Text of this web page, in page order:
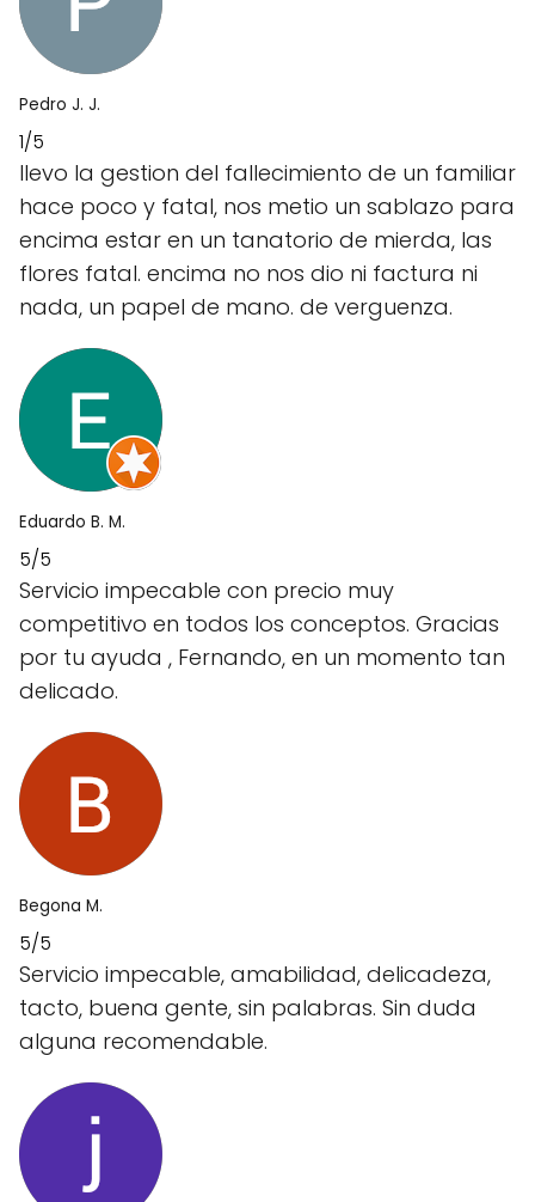
Pedro J. J.
1/5
llevo la gestion del fallecimiento de un familiar
hace poco y fatal, nos metio un sablazo para
encima estar en un tanatorio de mierda, las
flores fatal. encima no nos dio ni factura ni
nada, un papel de mano. de verguenza.
Eduardo B. M.
5/5
Servicio impecable con precio muy
competitivo en todos los conceptos. Gracias
por tu ayuda , Fernando, en un momento tan
delicado.
Begona M.
5/5
Servicio impecable, amabilidad, delicadeza,
tacto, buena gente, sin palabras. Sin duda
alguna recomendable.